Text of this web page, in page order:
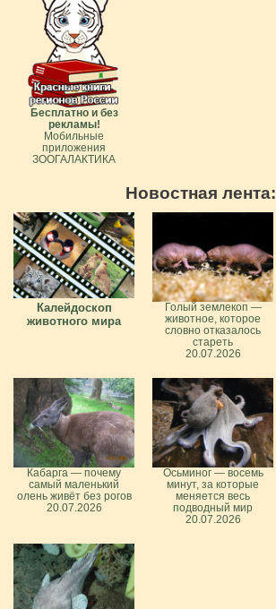
Бесплатно и без
рекламы!
Мобильные
приложения
ЗООГАЛАКТИКА
Новостная лента:
Калейдоскоп
животного мира
Голый землекоп —
животное, которое
словно отказалось
стареть
20.07.2026
Кабарга — почему
самый маленький
олень живёт без рогов
20.07.2026
Осьминог — восемь
минут, за которые
меняется весь
подводный мир
20.07.2026